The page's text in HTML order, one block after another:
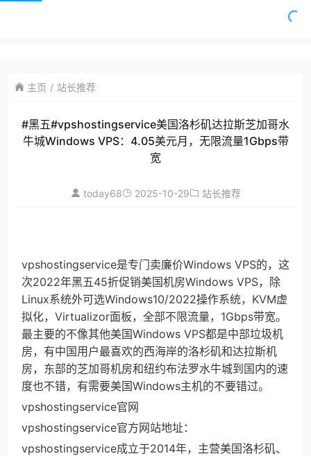
主页 站长推荐
#黑五#vpshostingservice美国洛杉矶达拉斯芝加哥水
牛城Windows VPS：4.05美元月，无限流量1Gbps带
宽
today68 2025-10-29 站长推荐
vpshostingservice是专门卖廉价Windows VPS的，这
次2022年黑五45折促销美国机房Windows VPS，除
Linux系统外可选Windows10/2022操作系统，KVM虚
拟化，Virtualizor面板，全部不限流量，1Gbps带宽。
最主要的不像其他美国Windows VPS都是中部垃圾机
房，有中国用户最喜欢的西海岸的洛杉矶和达拉斯机
房，东部的芝加哥机房和纽约布法罗水牛城到国内的速
度也不错，有需要美国Windows主机的不要错过。
vpshostingservice官网
vpshostingservice官方网站地址：
vpshostingservice成立于2014年，主营美国洛杉矶、